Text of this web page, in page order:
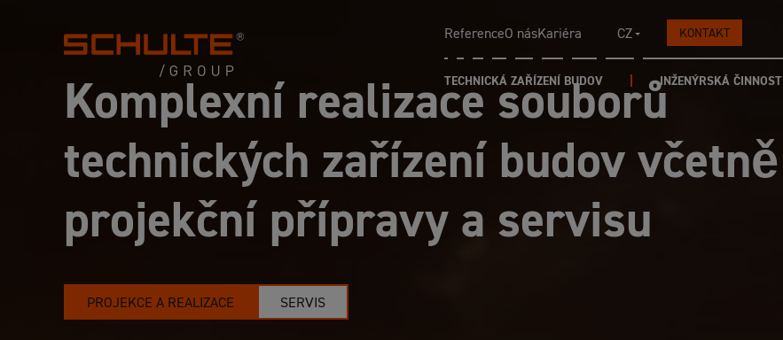
ReferenceO násKariéra
EN
CZ KONTAKT
TECHNICKÁ ZAŘÍZENÍ BUDOV INŽENÝRSKÁ ČINNOST
Komplexní realizace souborů
technických zařízení budov včetně
projekční přípravy a servisu
PROJEKCE A REALIZACE SERVIS